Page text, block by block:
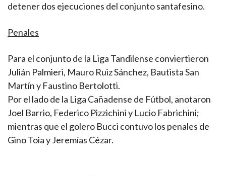
detener dos ejecuciones del conjunto santafesino.
Penales
Para el conjunto de la Liga Tandilense conviertieron
Julián Palmieri, Mauro Ruiz Sánchez, Bautista San
Martín y Faustino Bertolotti.
Por el lado de la Liga Cañadense de Fútbol, anotaron
Joel Barrio, Federico Pizzichini y Lucio Fabrichini;
mientras que el golero Bucci contuvo los penales de
Gino Toia y Jeremías Cézar.